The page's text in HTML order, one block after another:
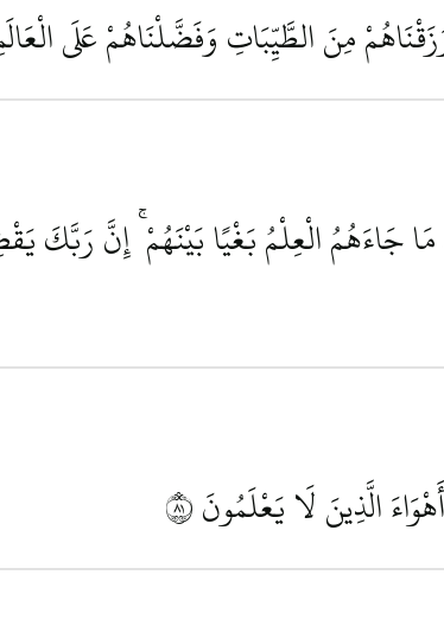
مِنَ الطَّيِّبَاتِ وَفَضَّلْنَاهُمْ عَلَى
جَاءَهُمُ الْعِلْمُ بَغْيًا بَيْنَهُمْ ۚ إِنَّ رَبَّكَ
الَّذِينَ لَا يَعْلَمُونَ١٨